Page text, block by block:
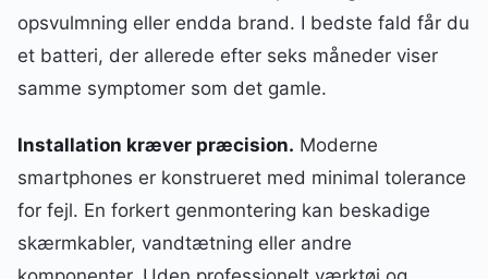
opsvulmning eller endda brand. I bedste fald får du
et batteri, der allerede efter seks måneder viser
samme symptomer som det gamle.
Installation kræver præcision. Moderne
smartphones er konstrueret med minimal tolerance
for fejl. En forkert genmontering kan beskadige
skærmkabler, vandtætning eller andre